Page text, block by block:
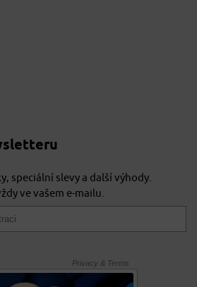
speciální slevy a další výhody.
ve vašem e-mailu.